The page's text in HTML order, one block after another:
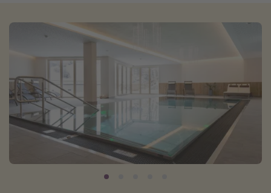
Pauschalreisen
Kreuzfahrten
Reiseziele
Alle Reiseziele
Bodensee Urlaub